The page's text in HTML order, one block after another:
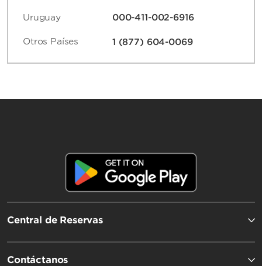
Uruguay 000-411-002-6916
Otros Países 1 (877) 604-0069
Central de Reservas
Contáctanos